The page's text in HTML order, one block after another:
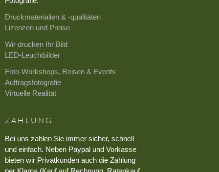
Druckmaterialien & -qualitäten
Lizenzen und Preise
Wir drucken Ihr Bild
LED-Leuchtbilder
Foto-Workshops, Reisen & Events
Auftragsfotografie
Virtuelle Realität
ZAHLUNG
Bei uns zahlen Sie immer sicher, schnell
und einfach. Neben Paypal und Vorkasse
bieten wir Privatkunden auch die Zahlung